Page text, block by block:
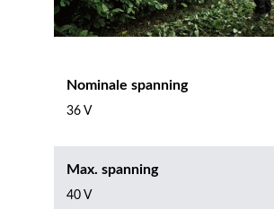
Nominale spanning
36 V
Max. spanning
40 V